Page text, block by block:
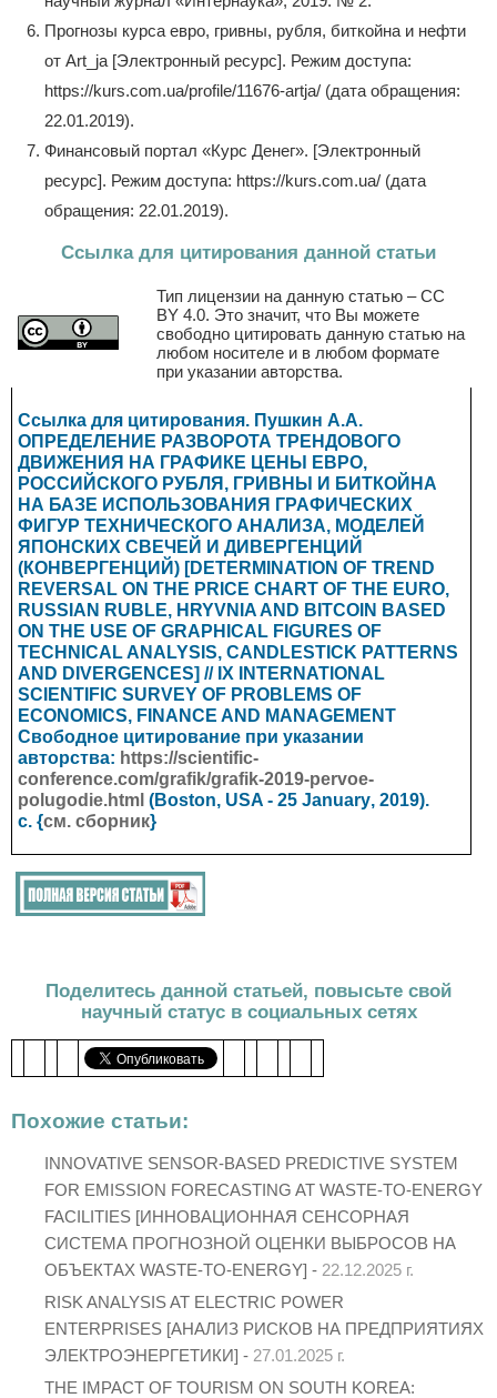
Прогнозы курса евро, гривны, рубля, биткойна и нефти
от Art_ja [Электронный ресурс]. Режим доступа:
https://kurs.com.ua/profile/11676-artja/ (дата обращения:
22.01.2019).
Финансовый портал «Курс Денег». [Электронный
ресурс]. Режим доступа: https://kurs.com.ua/ (дата
обращения: 22.01.2019).
Ссылка для цитирования данной статьи
Тип лицензии на данную статью – CC
BY 4.0. Это значит, что Вы можете
свободно цитировать данную статью на
любом носителе и в любом формате
при указании авторства.
Ссылка для цитирования. Пушкин А.А.
ОПРЕДЕЛЕНИЕ РАЗВОРОТА ТРЕНДОВОГО
ДВИЖЕНИЯ НА ГРАФИКЕ ЦЕНЫ ЕВРО,
РОССИЙСКОГО РУБЛЯ, ГРИВНЫ И БИТКОЙНА
НА БАЗЕ ИСПОЛЬЗОВАНИЯ ГРАФИЧЕСКИХ
ФИГУР ТЕХНИЧЕСКОГО АНАЛИЗА, МОДЕЛЕЙ
ЯПОНСКИХ СВЕЧЕЙ И ДИВЕРГЕНЦИЙ
(КОНВЕРГЕНЦИЙ) [DETERMINATION OF TREND
REVERSAL ON THE PRICE CHART OF THE EURO,
RUSSIAN RUBLE, HRYVNIA AND BITCOIN BASED
ON THE USE OF GRAPHICAL FIGURES OF
TECHNICAL ANALYSIS, CANDLESTICK PATTERNS
AND DIVERGENCES] // IX INTERNATIONAL
SCIENTIFIC SURVEY OF PROBLEMS OF
ECONOMICS, FINANCE AND MANAGEMENT
Свободное цитирование при указании
авторства: https://scientific-
conference.com/grafik/grafik-2019-pervoe-
polugodie.html (Boston, USA - 25 January, 2019).
с. {см. сборник}
Поделитесь данной статьей, повысьте свой
научный статус в социальных сетях
Похожие статьи:
INNOVATIVE SENSOR-BASED PREDICTIVE SYSTEM
FOR EMISSION FORECASTING AT WASTE-TO-ENERGY
FACILITIES [ИННОВАЦИОННАЯ СЕНСОРНАЯ
СИСТЕМА ПРОГНОЗНОЙ ОЦЕНКИ ВЫБРОСОВ НА
ОБЪЕКТАХ WASTE-TO-ENERGY] - 22.12.2025 г.
RISK ANALYSIS AT ELECTRIC POWER
ENTERPRISES [АНАЛИЗ РИСКОВ НА ПРЕДПРИЯТИЯХ
ЭЛЕКТРОЭНЕРГЕТИКИ] - 27.01.2025 г.
THE IMPACT OF TOURISM ON SOUTH KOREA: